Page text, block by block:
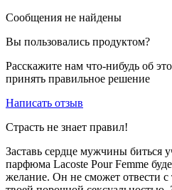
Сообщения не найдены
Вы пользовались продуктом?
Расскажите нам что-нибудь об
принять правильное решение
Написать отзыв
Страсть не знает правил!
Заставь сердце мужчины биться
парфюма Lacoste Pour Femme
желание. Он не сможет отвести с